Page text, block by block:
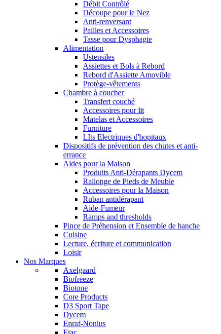
Débit Contrôlé
Découpe pour le Nez
Anti-renversant
Pailles et Accessoires
Tasse pour Dysphagie
Alimentation
Ustensiles
Assiettes et Bols à Rebord
Rebord d'Assiette Amovible
Protège-vêtements
Chambre à coucher
Transfert couché
Accessoires pour lit
Matelas et Accessoires
Furniture
LIts Electriques d'hopitaux
Dispositifs de prévention des chutes et anti-
errance
Aides pour la Maison
Produits Anti-Dérapants Dycem
Rallonge de Pieds de Meuble
Accessoires pour la Maison
Ruban antidérapant
Aide-Fumeur
Ramps and thresholds
Pince de Préhension et Ensemble de hanche
Cuisine
Lecture, écriture et communication
Loisir
Nos Marques
Axelgaard
Biofreeze
Biotone
Core Products
D3 Sport Tape
Dycem
Enraf-Nonius